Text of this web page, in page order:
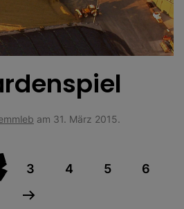
am 31. März 2015.
3 4 5 6